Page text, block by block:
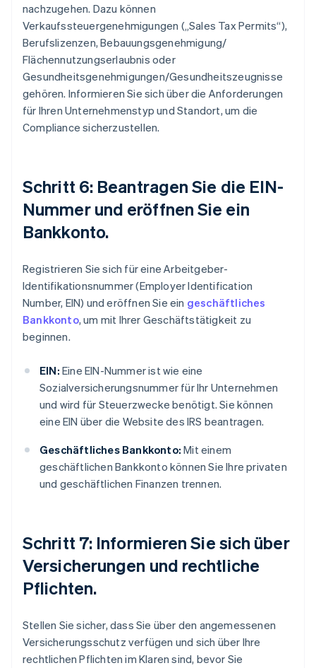
nachzugehen. Dazu können
Verkaufssteuergenehmigungen („Sales Tax Permits“),
Berufslizenzen, Bebauungsgenehmigung/
Flächennutzungserlaubnis oder
Gesundheitsgenehmigungen/Gesundheitszeugnisse
gehören. Informieren Sie sich über die Anforderungen
für Ihren Unternehmenstyp und Standort, um die
Compliance sicherzustellen.
Schritt 6: Beantragen Sie die EIN-
Nummer und eröffnen Sie ein
Bankkonto.
Registrieren Sie sich für eine Arbeitgeber-
Identifikationsnummer (Employer Identification
Number, EIN) und eröffnen Sie ein geschäftliches
Bankkonto, um mit Ihrer Geschäftstätigkeit zu
beginnen.
EIN: Eine EIN-Nummer ist wie eine
Sozialversicherungsnummer für Ihr Unternehmen
und wird für Steuerzwecke benötigt. Sie können
eine EIN über die Website des IRS beantragen.
Geschäftliches Bankkonto: Mit einem
geschäftlichen Bankkonto können Sie Ihre privaten
und geschäftlichen Finanzen trennen.
Schritt 7: Informieren Sie sich über
Versicherungen und rechtliche
Pflichten.
Stellen Sie sicher, dass Sie über den angemessenen
Versicherungsschutz verfügen und sich über Ihre
rechtlichen Pflichten im Klaren sind, bevor Sie